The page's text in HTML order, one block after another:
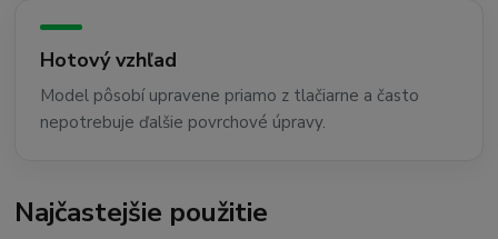
Hotový vzhľad
Model pôsobí upravene priamo z tlačiarne a často
nepotrebuje ďalšie povrchové úpravy.
Najčastejšie použitie